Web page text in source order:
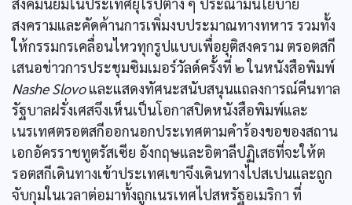
สงครามและคัดค้านการเพิ่มงบประมาณทางทหาร รวมทั้ง
ให้กรรมกรเคลื่อนไหวทุกรูปแบบเพื่อยุติสงคราม ตรอตสกี
เสนอข่าวการประชุมซิมเมอร์วัลด์ครั้งที่ ๒ ในหนังสือพิมพ์
Nashe Slovoและแสดงทัศนะสนับสนุนแถลงการณ์คีนทาล
รัฐบาลฝรั่งเศสจึงเห็นเป็นโอกาสปิดหนังสือพิมพ์และ
เนรเทศตรอตสกีออกนอกประเทศตามคำร้องขอของสถาน
เอกอัครราชทูตรัสเซีย อังกฤษและอิตาลีปฏิเสธที่จะให้ต
รอตสกีเดินทางเข้าประเทศเขาจึงเดินทางไปสเปนและถูก
จับกุมในเวลาต่อมาทั้งถูกเนรเทศไปสหรัฐอเมริกา ที่